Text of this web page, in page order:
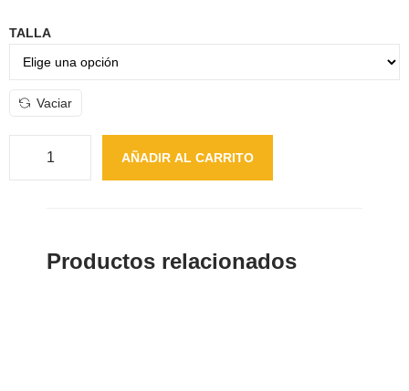
TALLA
Vaciar
AÑADIR AL CARRITO
Productos relacionados